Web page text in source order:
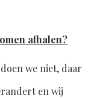
afhalen?
we niet, daar
en wij